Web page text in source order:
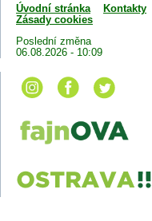
Úvodní stránka Kontakty
Zásady cookies
Poslední změna
06.08.2026 - 10:09